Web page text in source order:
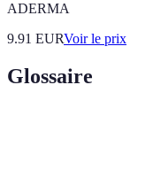
ADERMA
9.91 EURVoir le prix
Glossaire